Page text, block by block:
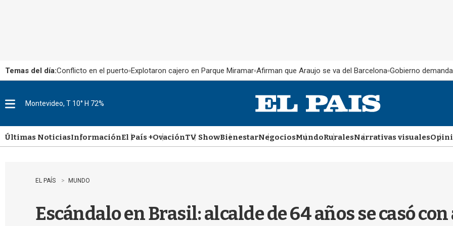
Temas del día:Conflicto en el puerto Explotaron cajero en Parque Miramar Afirman que Araujo se va del Barcelona Gobierno
u
Montevideo, T 10° H 72%
Últimas NoticiasInformaciónEl País +OvaciónTV ShowBienestarNegociosMundoRuralesNarrativas visuales
EL PAÍS MUNDO
Escándalo en Brasil: alcalde de 64 años se casó